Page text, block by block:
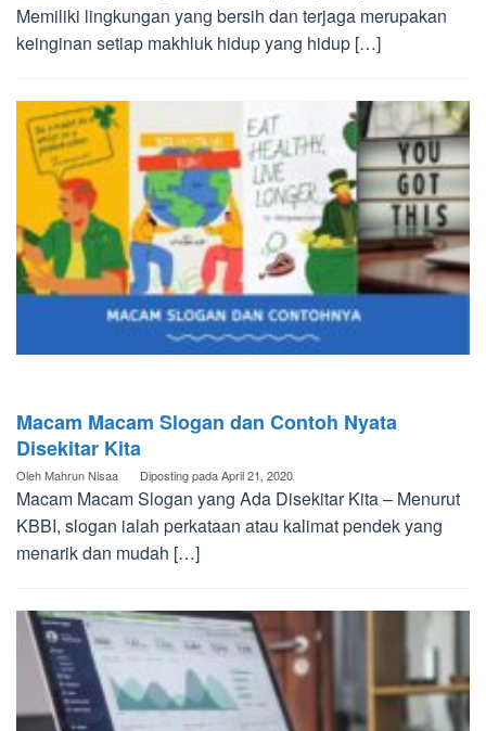
Memiliki lingkungan yang bersih dan terjaga merupakan
keinginan setiap makhluk hidup yang hidup […]
Macam Macam Slogan dan Contoh Nyata
Disekitar Kita
OlehMahrun Nisaa Diposting padaApril 21, 2020
Macam Macam Slogan yang Ada Disekitar Kita – Menurut
KBBI, slogan ialah perkataan atau kalimat pendek yang
menarik dan mudah […]